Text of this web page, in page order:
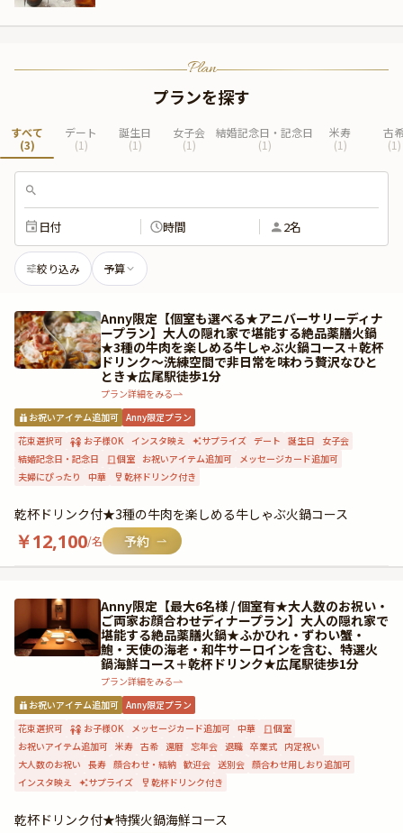
Plan
プランを探す
すべて
(3)
デート
(1)
誕生日
(1)
女子会
(1)
結婚記念日・記念日
(1)
米寿
(1)
古
(1)
日付 時間 2名
絞り込み 予算
Anny限定【個室も選べる★アニバーサリーディナ
ープラン】大人の隠れ家で堪能する絶品薬膳火鍋
★3種の牛肉を楽しめる牛しゃぶ火鍋コース＋乾杯
ドリンク〜洗練空間で非日常を味わう贅沢なひと
とき★広尾駅徒歩1分
プラン詳細をみる
お祝いアイテム追加可 Anny限定プラン
花束選択可
お子様OK インスタ映え サプライズ デート 誕生日
女子会
結婚記念日・記念日
個室 お祝いアイテム追加可 メッセージカード追加可
夫婦にぴったり
中華 乾杯ドリンク付き
乾杯ドリンク付★3種の牛肉を楽しめる牛しゃぶ火鍋コース
￥12,100/名
Anny限定【最大6名様 / 個室有★大人数のお祝い・
ご両家お顔合わせディナープラン】大人の隠れ家で
堪能する絶品薬膳火鍋★ふかひれ・ずわい蟹・
鮑・天使の海老・和牛サーロインを含む、特選火
鍋海鮮コース＋乾杯ドリンク★広尾駅徒歩1分
プラン詳細をみる
お祝いアイテム追加可 Anny限定プラン
花束選択可
お子様OK メッセージカード追加可 中華
個室
お祝いアイテム追加可 米寿 古希 還暦 忘年会 退職 卒業式 内定祝い
大人数のお祝い 長寿 顔合わせ・結納 歓迎会 送別会 顔合わせ用しおり追加可
インスタ映え
サプライズ 乾杯ドリンク付き
乾杯ドリンク付★特撰火鍋海鮮コース